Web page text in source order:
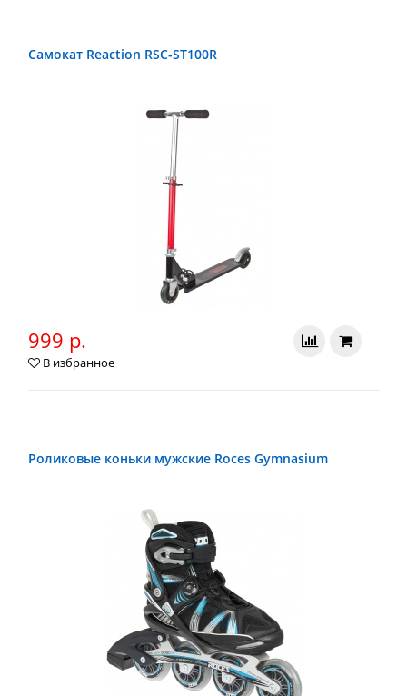
Самокат Reaction RSC-ST100R
999 р.
В избранное
Роликовые коньки мужские Roces Gymnasium